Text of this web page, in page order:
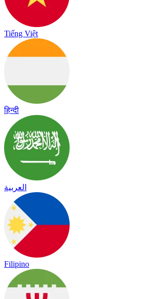
Tiếng Việt
हिन्दी
العربية
Filipino